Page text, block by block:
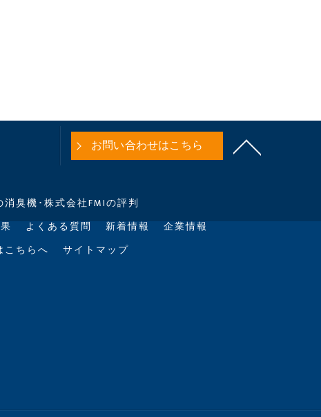
お問い合わせはこちら
臭機･株式会社FMIの評判
よくある質問 新着情報
企業情報
こちらへ サイトマップ